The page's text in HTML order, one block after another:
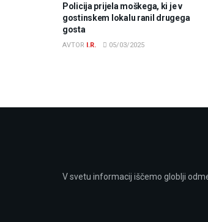
Policija prijela moškega, ki je v
gostinskem lokalu ranil drugega
gosta
AVTOR I.R. 05/03/2025
V svetu informacij iščemo globlji